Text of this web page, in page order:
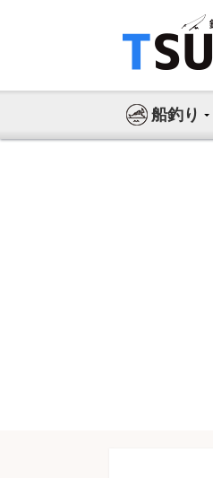
ス
船釣り